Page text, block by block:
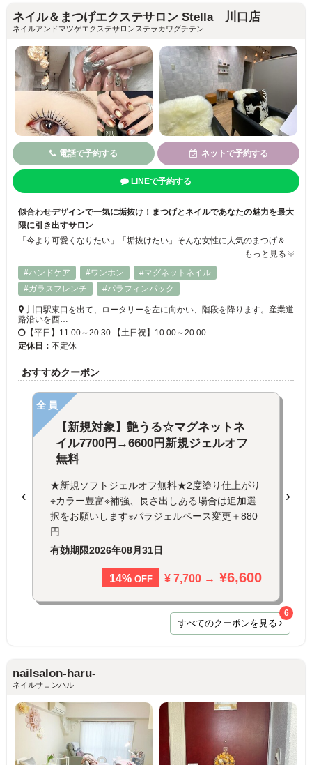
ネイル＆まつげエクステサロン Stella 川口店
ネイルアンドマツゲエクステサロンステラカワグチテン
電話で予約する ネットで予約する
LINEで予約する
似合わせデザインで一気に垢抜け！まつげとネイルであなたの魅力を最大
限に引き出すサロン
「今より可愛くなりたい」「垢抜けたい」そんな女性に人気のまつげ＆ネイルサロン。上品デザイン～韓国風、Y２Ｋまで幅広く対応♪ネイルメニュー豊富！下処理ケアが丁寧で長持ちが自慢☆目元のバランスを見極めて、あなたに似合うカールや太さ・毛流れを細かくデザイン。まつげパーマや眉スタイリングで、印象がぐっと引き締まり、写真映えもメイク時短も叶います。経験豊富なスタッフが丁寧に対応します！
もっと見る
#ハンドケア
#ワンホン
#マグネットネイル
#ガラスフレンチ
#パラフィンパック
川口駅東口を出て、ロータリーを左に向かい、階段を降ります。産業道
路沿いを西…
【平日】11:00～20:30 【土日祝】10:00～20:00
定休日： 不定休
おすすめクーポン
全員
【新規対象】艶うる☆マグネットネ
イル7700円→6600円新規ジェルオフ
無料
★新規ソフトジェルオフ無料★2度塗り仕上がり
※カラー豊富※補強、長さ出しある場合は追加選
択をお願いします※パラジェルベース変更＋880
円
有効期限2026年08月31日
14% OFF ¥ 7,700 → ¥6,600
すべてのクーポンを見る
6
nailsalon-haru-
ネイルサロンハル